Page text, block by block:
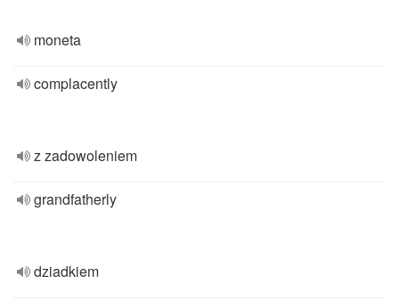
moneta
complacently
z zadowoleniem
grandfatherly
dziadkiem